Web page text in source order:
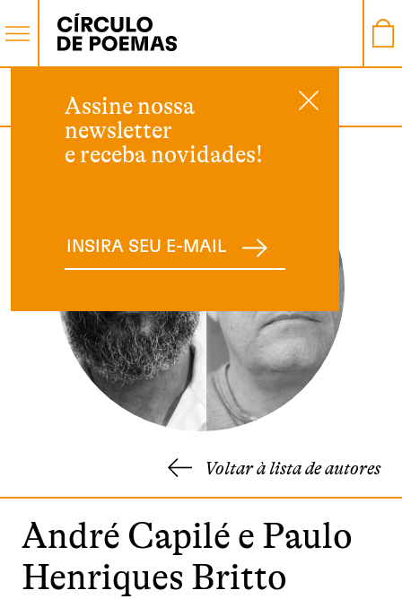
Voltar à lista de autores
André Capilé e Paulo
Henriques Britto
Assine nossa
newsletter
e receba novidades!